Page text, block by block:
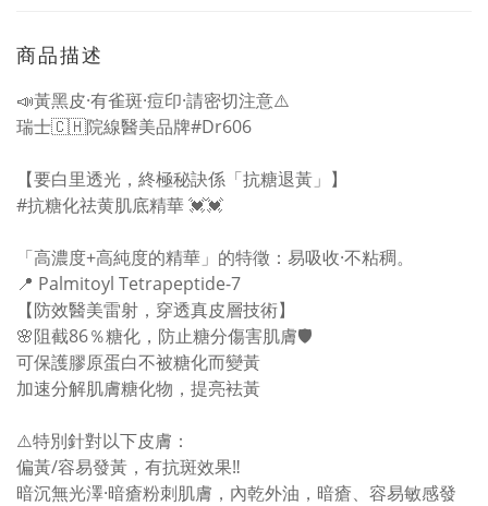
商品描述
📣黃黑皮·有雀斑·痘印·請密切注意⚠️
瑞士🇨🇭院線醫美品牌#Dr606
【要白里透光，終極秘訣係「抗糖退黃」】
#抗糖化祛黄肌底精華 💓💓
「高濃度+高純度的精華」的特徵：易吸收·不粘稠。
📍 Palmitoyl Tetrapeptide-7
【防效醫美雷射，穿透真皮層技術】
🌸阻截86％糖化，防止糖分傷害肌膚🛡
可保護膠原蛋白不被糖化而變黃
加速分解肌膚糖化物，提亮袪黃
⚠️特別針對以下皮膚：
偏黃/容易發黃，有抗斑效果‼️
暗沉無光澤·暗瘡粉刺肌膚，內乾外油，暗瘡、容易敏感發